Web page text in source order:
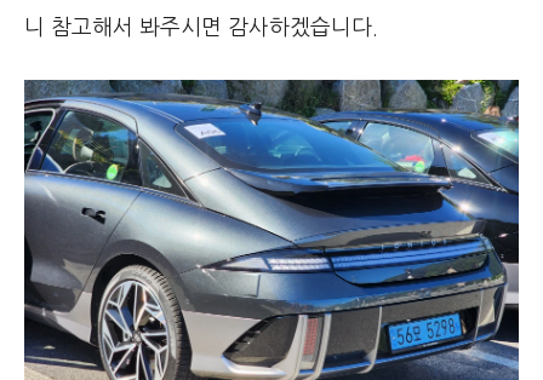
니 참고해서 봐주시면 감사하겠습니다.